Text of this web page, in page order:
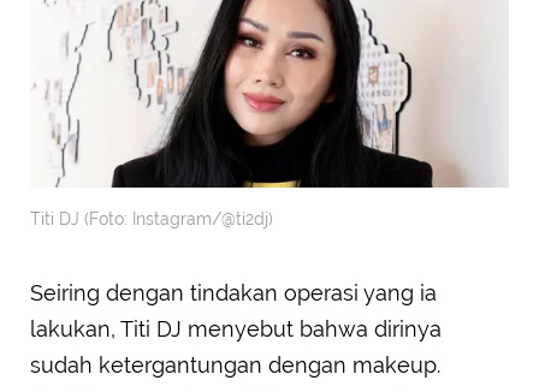
Titi DJ (Foto: Instagram/@ti2dj)
Seiring dengan tindakan operasi yang ia
lakukan, Titi DJ menyebut bahwa dirinya
sudah ketergantungan dengan makeup.